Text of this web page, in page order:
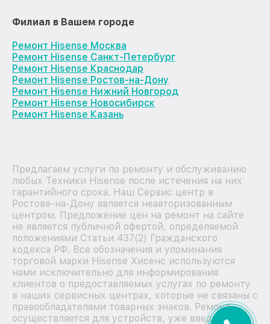
Филиал в Вашем городе
Ремонт Hisense Москва
Ремонт Hisense Санкт-Петербург
Ремонт Hisense Краснодар
Ремонт Hisense Ростов-на-Дону
Ремонт Hisense Нижний Новгород
Ремонт Hisense Новосибирск
Ремонт Hisense Казань
Предлагаем услуги по ремонту и обслуживанию
любых Техники Hisense после истечения на них
гарантийного срока. Наш Сервис центр в
Ростове-на-Дону является неавторизованным
центром. Предложение цен на ремонт на сайте
не является публичной офертой, определяемой
положениями Статьи 437(2) Гражданского
кодекса РФ. Все обозначения и упоминания
торговой марки Hisense Хисенс используются
нами исключительно для информирования
клиентов о предоставляемых услугах по ремонту
в наших сервисных центрах, которые не связаны с
правообладателями товарных знаков. Ремонт
осуществляется для устройств, уже введенных в